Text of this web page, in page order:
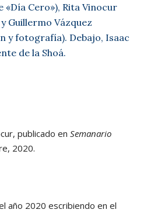
Cero»), Rita Vinocur
Guillermo Vázquez
y fotografía). Debajo, Isaac
de la Shoá.
publicado en Semanario
2020.
año 2020 escribiendo en el